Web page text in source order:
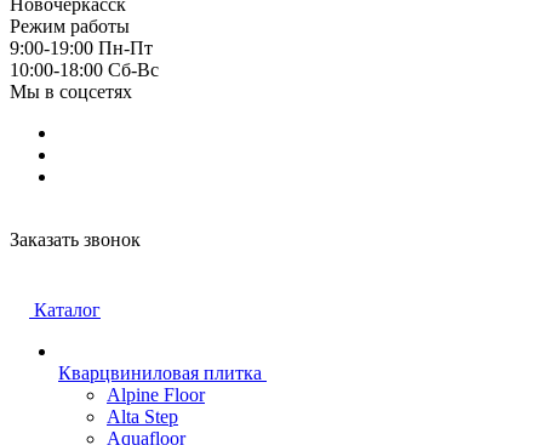
Новочеркаcск
Режим работы
9:00-19:00 Пн-Пт
10:00-18:00 Cб-Вс
Мы в соцсетях
Заказать звонок
Каталог
Кварцвиниловая плитка
Alpine Floor
Alta Step
Aquafloor